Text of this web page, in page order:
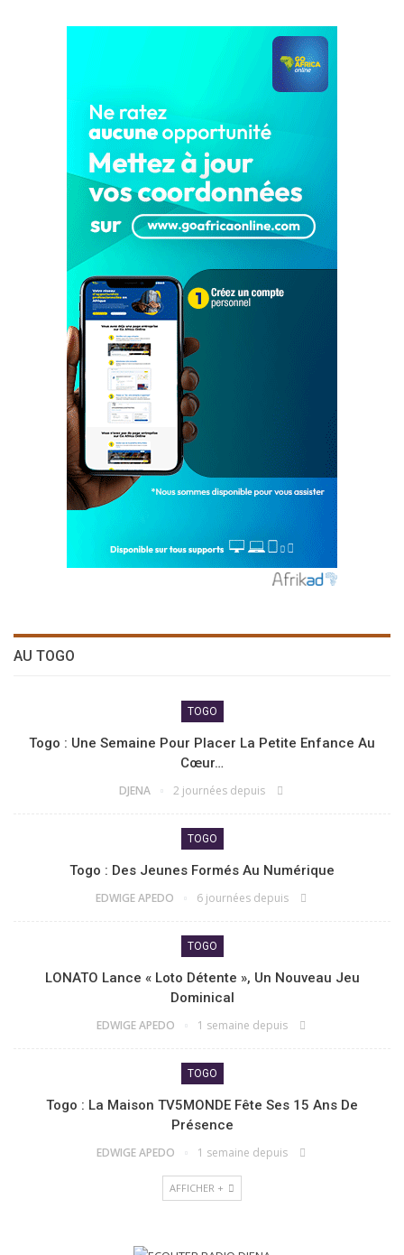
AU TOGO
TOGO
Togo : Une Semaine Pour Placer La Petite Enfance Au
Cœur…
DJENA 2 journées depuis
TOGO
Togo : Des Jeunes Formés Au Numérique
EDWIGE APEDO 6 journées depuis
TOGO
LONATO Lance « Loto Détente », Un Nouveau Jeu
Dominical
EDWIGE APEDO 1 semaine depuis
TOGO
Togo : La Maison TV5MONDE Fête Ses 15 Ans De
Présence
EDWIGE APEDO 1 semaine depuis
AFFICHER +